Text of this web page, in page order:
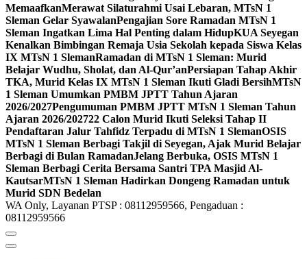
MemaafkanMerawat Silaturahmi Usai Lebaran, MTsN 1
Sleman Gelar SyawalanPengajian Sore Ramadan MTsN 1
Sleman Ingatkan Lima Hal Penting dalam HidupKUA Seyegan
Kenalkan Bimbingan Remaja Usia Sekolah kepada Siswa Kelas
IX MTsN 1 SlemanRamadan di MTsN 1 Sleman: Murid
Belajar Wudhu, Sholat, dan Al-Qur’anPersiapan Tahap Akhir
TKA, Murid Kelas IX MTsN 1 Sleman Ikuti Gladi BersihMTsN
1 Sleman Umumkan PMBM JPTT Tahun Ajaran
2026/2027Pengumuman PMBM JPTT MTsN 1 Sleman Tahun
Ajaran 2026/202722 Calon Murid Ikuti Seleksi Tahap II
Pendaftaran Jalur Tahfidz Terpadu di MTsN 1 SlemanOSIS
MTsN 1 Sleman Berbagi Takjil di Seyegan, Ajak Murid Belajar
Berbagi di Bulan RamadanJelang Berbuka, OSIS MTsN 1
Sleman Berbagi Cerita Bersama Santri TPA Masjid Al-
KautsarMTsN 1 Sleman Hadirkan Dongeng Ramadan untuk
Murid SDN Bedelan
WA Only, Layanan PTSP : 08112959566, Pengaduan :
08112959566